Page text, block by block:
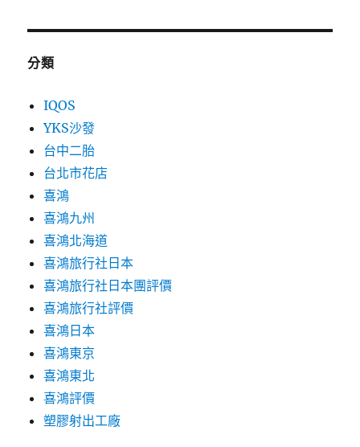
分類
IQOS
YKS沙發
台中二胎
台北市花店
喜鴻
喜鴻九州
喜鴻北海道
喜鴻旅行社日本
喜鴻旅行社日本團評價
喜鴻旅行社評價
喜鴻日本
喜鴻東京
喜鴻東北
喜鴻評價
塑膠射出工廠